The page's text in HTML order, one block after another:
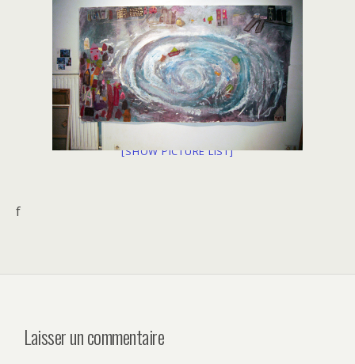
[SHOW PICTURE LIST]
f
Laisser un commentaire